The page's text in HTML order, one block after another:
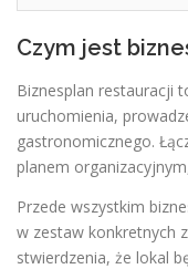
Czym jest
Biznesplan restauracji
uruchomienia,
gastronomicznego.
planem
Przede wszystkim
w zestaw konkretnych
stwierdzenia, że lokal